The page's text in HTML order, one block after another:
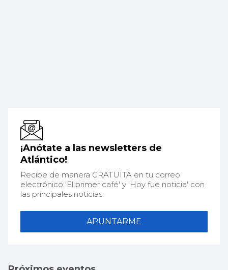
¡Anótate a las newsletters de
Atlántico!
Recibe de manera GRATUITA en tu correo
electrónico 'El primer café' y 'Hoy fue noticia' con
las principales noticias.
APUNTARME